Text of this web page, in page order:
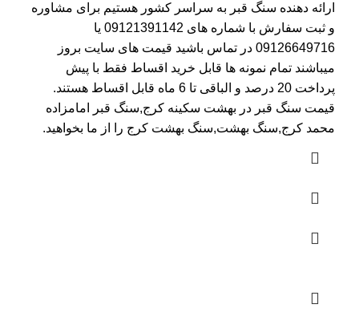
ارائه دهنده سنگ قبر به سراسر کشور هستیم برای مشاوره
و ثبت سفارش با شماره های 09121391142 یا
09126649716 در تماس باشید قیمت های سایت بروز
میباشند تمام نمونه ها قابل خرید اقساط فقط با پیش
پرداخت 20 درصد و الباقی تا 6 ماه قابل اقساط هستند.
قیمت سنگ قبر در بهشت سکینه کرج,سنگ قبر امامزاده
محمد کرج,سنگ بهشت,سنگ بهشت کرج را از ما بخواهید.